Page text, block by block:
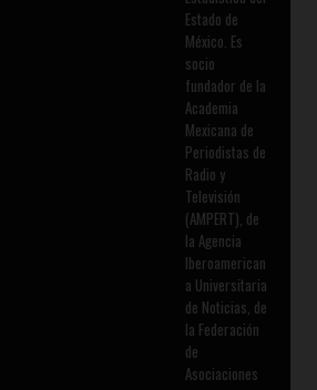
Estado de
México. Es
socio
fundador de la
Academia
Mexicana de
Periodistas de
Radio y
Televisión
(AMPERT), de
la Agencia
Iberoamerican
a Universitaria
de Noticias, de
la Federación
de
Asociaciones